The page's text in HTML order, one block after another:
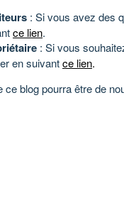
: Si vous avez des
ce lien.
: Si vous
en suivantce lien.
ce blog pourra être de